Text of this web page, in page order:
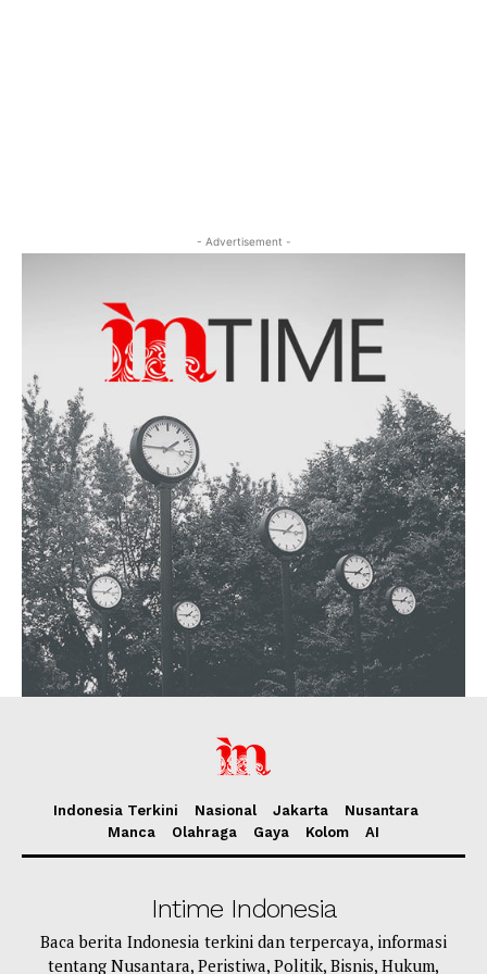
- Advertisement -
Indonesia Terkini Nasional Jakarta
Nusantara
Manca
Olahraga Gaya Kolom AI
Intime Indonesia
Baca berita Indonesia terkini dan terpercaya, informasi
tentang Nusantara, Peristiwa, Politik, Bisnis, Hukum,